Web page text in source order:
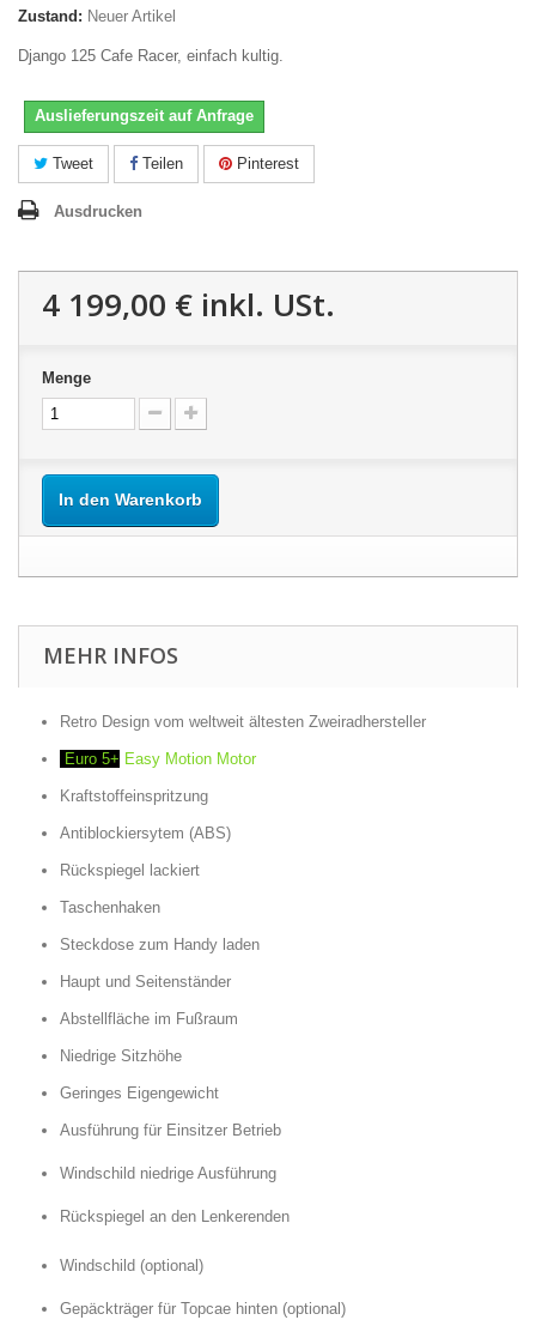
Zustand: Neuer Artikel
Django 125 Cafe Racer, einfach kultig.
Auslieferungszeit auf Anfrage
Tweet Teilen Pinterest
Ausdrucken
4 199,00 € inkl. USt.
Menge
In den Warenkorb
MEHR INFOS
Retro Design vom weltweit ältesten Zweiradhersteller
Euro 5+ Easy Motion Motor
Kraftstoffeinspritzung
Antiblockiersytem (ABS)
Rückspiegel lackiert
Taschenhaken
Steckdose zum Handy laden
Haupt und Seitenständer
Abstellfläche im Fußraum
Niedrige Sitzhöhe
Geringes Eigengewicht
Ausführung für Einsitzer Betrieb
Windschild niedrige Ausführung
Rückspiegel an den Lenkerenden
Windschild (optional)
Gepäckträger für Topcae hinten (optional)